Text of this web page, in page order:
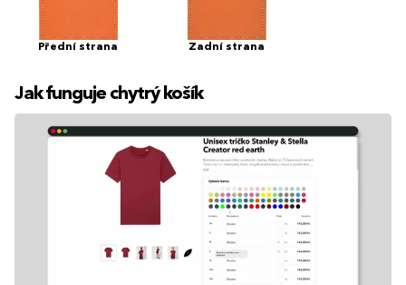
Přední strana Zadní strana
Jak funguje chytrý košík